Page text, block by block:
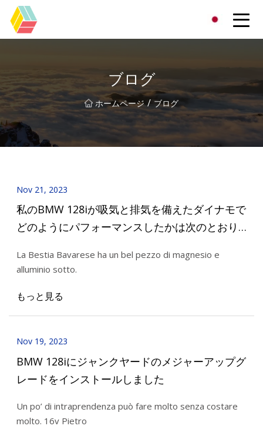
ブログ
ホームページ / ブログ
Nov 21, 2023
私のBMW 128iが吸気と排気を備えたダイナモで
どのようにパフォーマンスしたかは次のとおり
La Bestia Bavarese ha un bel pezzo di magnesio e
alluminio sotto.
もっと見る
Nov 19, 2023
BMW 128iにジャンクヤードのメジャーアップグ
レードをインストールしました
Un po’ di intraprendenza può fare molto senza costare
molto. 16v Pietro